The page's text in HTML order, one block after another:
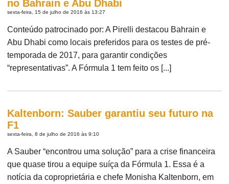
no Bahrain e Abu Dhabi
sexta-feira, 15 de julho de 2016 às 13:27
Conteúdo patrocinado por: A Pirelli destacou Bahrain e
Abu Dhabi como locais preferidos para os testes de pré-
temporada de 2017, para garantir condições
“representativas”. A Fórmula 1 tem feito os [...]
Kaltenborn: Sauber garantiu seu futuro na
F1
sexta-feira, 8 de julho de 2016 às 9:10
A Sauber “encontrou uma solução” para a crise financeira
que quase tirou a equipe suíça da Fórmula 1. Essa é a
notícia da coproprietária e chefe Monisha Kaltenborn, em